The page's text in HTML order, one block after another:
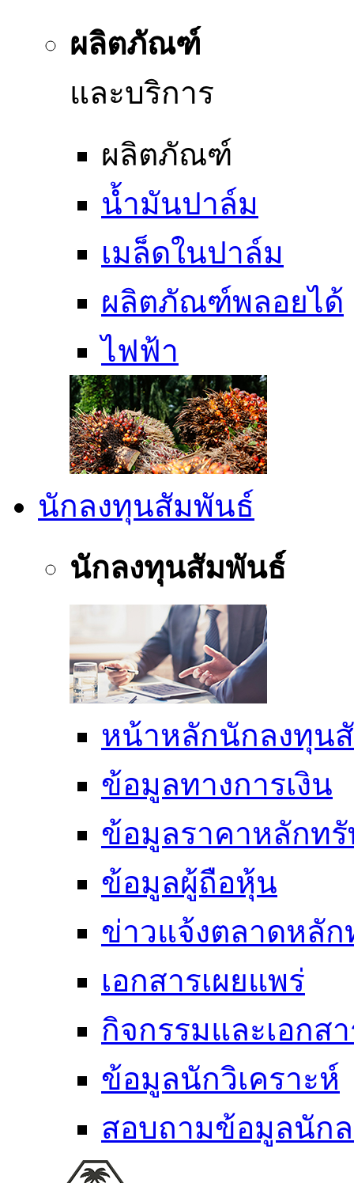
ผลิตภัณฑ์
และบริการ
ผลิตภัณฑ์
น้ำมันปาล์ม
เมล็ดในปาล์ม
ผลิตภัณฑ์พลอยได้
ไฟฟ้า
นักลงทุนสัมพันธ์
นักลงทุนสัมพันธ์
หน้าหลักนักลงทุน
ข้อมูลทางการเงิน
ข้อมูลราคาหลักท
ข้อมูลผู้ถือหุ้น
ข่าวแจ้งตลาดหลัก
เอกสารเผยแพร่
กิจกรรมและเอกส
ข้อมูลนักวิเคราะห์
สอบถามข้อมูลนัก